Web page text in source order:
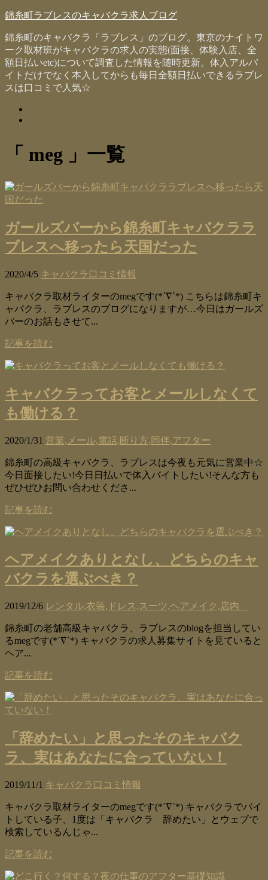
錦糸町ラブレスのキャバクラ求人ブログ
錦糸町のキャバクラ「ラブレス」のブログ。東京のナイトワ
ーク取材班がキャバクラの求人の実態(面接、体験入店、全
額日払いetc)について調査した情報を随時更新。体入アルバ
イトだけでなく本入してからも毎日全額日払いできるラブレ
スは口コミで人気☆
meg 一覧
ガールズバーから錦糸町キャバクララ
ブレスへ移ったら天国だった
2020/4/5 キャバクラ口コミ情報
キャバクラ取材ライターのmegです(*´∇`*) こちらは錦糸町キ
ャバクラ、ラブレスのブログになりますが…今日はガールズ
バーのお話もさせて...
記事を読む
キャバクラってお客とメールしなくて
も働ける？
2020/1/31 営業,メール,電話,断り方,同伴,アフター
錦糸町の高級キャバクラ、ラブレスは今夜も元気に営業中☆
今日面接したい!今日日払いで体入バイトしたい!そんな方も
ぜひぜひお問い合わせくださ...
記事を読む
ヘアメイクありとなし、どちらのキャ
バクラを選ぶべき？
2019/12/6 レンタル,衣装,ドレス,スーツ,ヘアメイク,店内
錦糸町の老舗高級キャバクラ、ラブレスのblogを担当してい
るmegです(*´∇`*) キャバクラの求人募集サイトを見ていると
ヘア...
記事を読む
「辞めたい」と思ったそのキャバク
ラ、実はあなたに合っていない！
2019/11/1 キャバクラ口コミ情報
キャバクラ取材ライターのmegです(*´∇`*) キャバクラでバイ
トしている子、1度は「キャバクラ 辞めたい」とウェブで
検索しているんじゃ...
記事を読む